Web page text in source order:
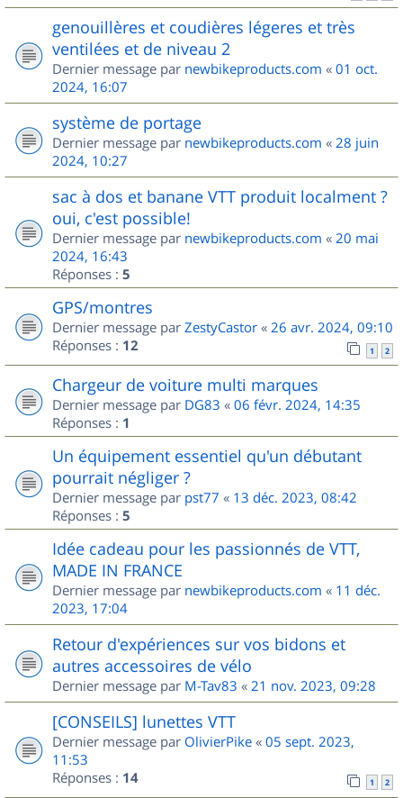
genouillères et coudières légeres et très
ventilées et de niveau 2
Dernier message par newbikeproducts.com « 01 oct.
2024, 16:07
système de portage
Dernier message par newbikeproducts.com « 28 juin
2024, 10:27
sac à dos et banane VTT produit localment ?
oui, c'est possible!
Dernier message par newbikeproducts.com « 20 mai
2024, 16:43
Réponses : 5
GPS/montres
Dernier message par ZestyCastor « 26 avr. 2024, 09:10
Réponses : 12 1 2
Chargeur de voiture multi marques
Dernier message par DG83 « 06 févr. 2024, 14:35
Réponses : 1
Un équipement essentiel qu'un débutant
pourrait négliger ?
Dernier message par pst77 « 13 déc. 2023, 08:42
Réponses : 5
Idée cadeau pour les passionnés de VTT,
MADE IN FRANCE
Dernier message par newbikeproducts.com « 11 déc.
2023, 17:04
Retour d'expériences sur vos bidons et
autres accessoires de vélo
Dernier message par M-Tav83 « 21 nov. 2023, 09:28
[CONSEILS] lunettes VTT
Dernier message par OlivierPike « 05 sept. 2023,
11:53
Réponses : 14 1 2